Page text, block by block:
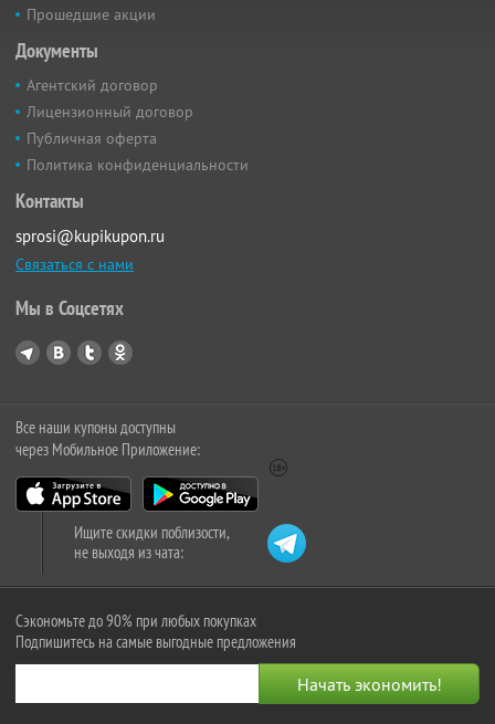
Прошедшие акции
Документы
Агентский договор
Лицензионный договор
Публичная оферта
Политика конфиденциальности
Контакты
sprosi@kupikupon.ru
Связаться с нами
Мы в Соцсетях
Все наши купоны доступны
через Мобильное Приложение:
Ищите скидки поблизости,
не выходя из чата:
Сэкономьте до 90% при любых покупках
Подпишитесь на самые выгодные предложения